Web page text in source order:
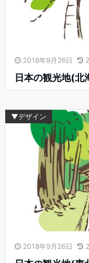
2018年9月26日
日本の観光地(北
▼デザイン
2018年9月26日